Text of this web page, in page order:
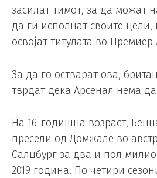
засилат тимот, за да можат
да ги исполнат своите цели,
освојат титулата во Премиер
За да го остварат ова,
тврдат дека Арсенал нема
На 16-годишна возраст,
пресели од Домжале во
Салцбург за два и пол
2019 година. По четири